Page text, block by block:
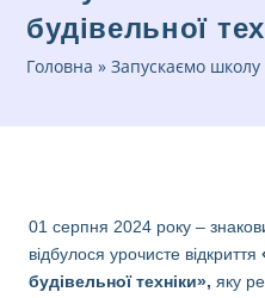
будівельної
Головна »Запускаємо школу
01 серпня 2024 року –
відбулося урочисте відкриття
будівельної техніки», яку